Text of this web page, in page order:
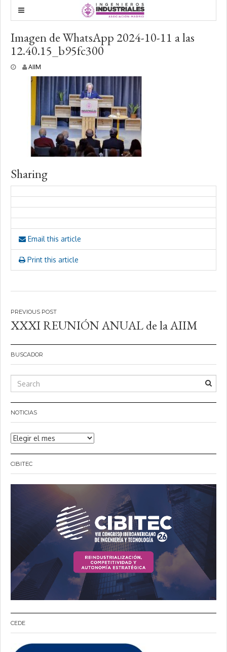
Imagen de WhatsApp 2024-10-11 a las
12.40.15_b95fc300
2
4
AIIM
Sharing
Email this article
Print this article
Navegación
de
entradas
XXXI REUNIÓN ANUAL de la AIIM
BUSCADOR
NOTICIAS
Noticias
CIBITEC
CEDE